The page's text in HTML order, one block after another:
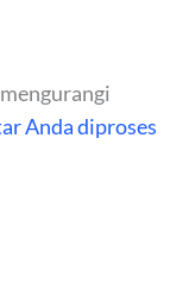
Anda diproses